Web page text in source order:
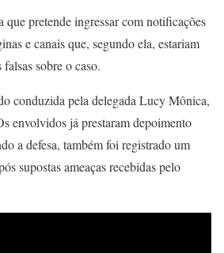
que pretende ingressar com notificações
e canais que, segundo ela, estariam
sobre o caso.
conduzida pela delegada Lucy Mônica,
envolvidos já prestaram depoimento
a defesa, também foi registrado um
supostas ameaças recebidas pelo